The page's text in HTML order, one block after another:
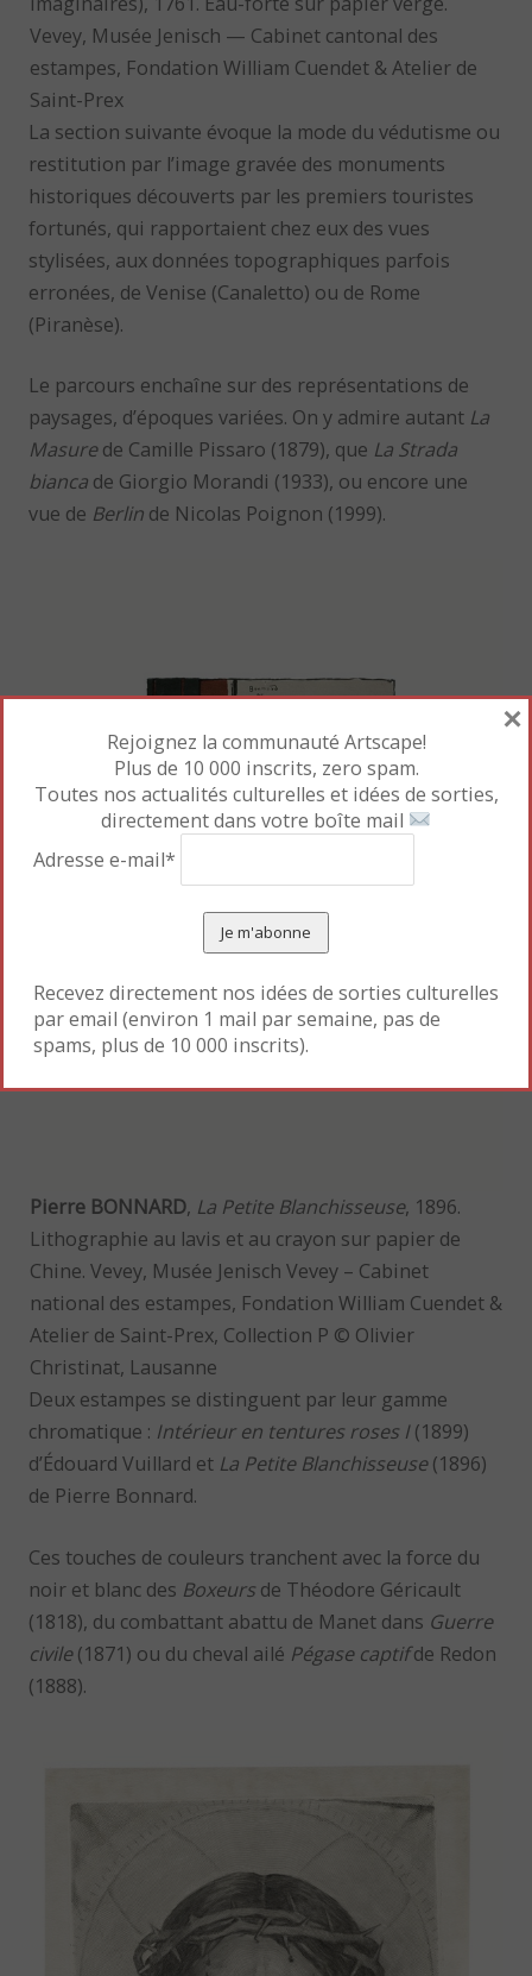
Vevey, Musée Jenisch — Cabinet cantonal des
estampes, Fondation William Cuendet & Atelier de
Saint-Prex
La section suivante évoque la mode du védutisme ou
restitution par l’image gravée des monuments
historiques découverts par les premiers touristes
fortunés, qui rapportaient chez eux des vues
stylisées, aux données topographiques parfois
erronées, de Venise (Canaletto) ou de Rome
(Piranèse).
Le parcours enchaîne sur des représentations de
paysages, d’époques variées. On y admire autant La
Masurede Camille Pissaro (1879), que La Strada
bianca de Giorgio Morandi (1933), ou encore une
vue de Berlin de Nicolas Poignon (1999).
Pierre BONNARD, La Petite Blanchisseuse, 1896.
Lithographie au lavis et au crayon sur papier de
Chine. Vevey, Musée Jenisch Vevey – Cabinet
national des estampes, Fondation William Cuendet &
Atelier de Saint-Prex, Collection P © Olivier
Christinat, Lausanne
Deux estampes se distinguent par leur gamme
chromatique : Intérieur en tentures roses I(1899)
d’Édouard Vuillard et La Petite Blanchisseuse(1896)
de Pierre Bonnard.
Ces touches de couleurs tranchent avec la force du
noir et blanc des Boxeurs de Théodore Géricault
(1818), du combattant abattu de Manet dans Guerre
civile(1871) ou du cheval ailé Pégase captifde Redon
(1888).
Rejoignez la communauté Artscape!
Plus de 10 000 inscrits, zero spam.
Toutes nos actualités culturelles et idées de sorties,
directement dans votre boîte mail
Adresse e-mail*
Recevez directement nos idées de sorties culturelles
par email (environ 1 mail par semaine, pas de
spams, plus de 10 000 inscrits).
×